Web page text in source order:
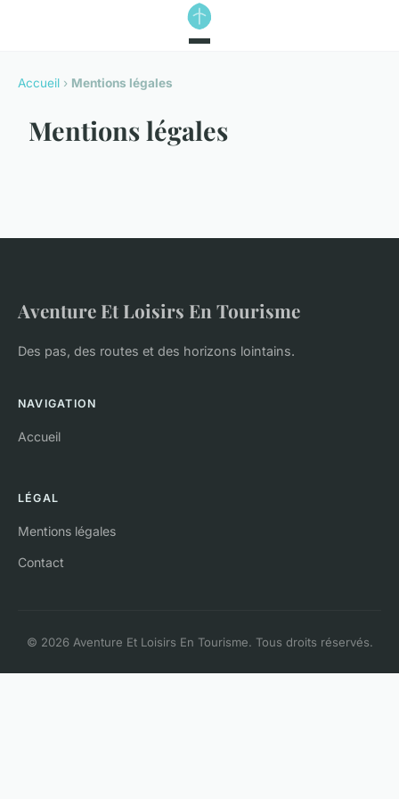
Accueil › Mentions légales
Mentions légales
Aventure Et Loisirs En Tourisme
Des pas, des routes et des horizons lointains.
NAVIGATION
Accueil
LÉGAL
Mentions légales
Contact
© 2026 Aventure Et Loisirs En Tourisme. Tous droits réservés.